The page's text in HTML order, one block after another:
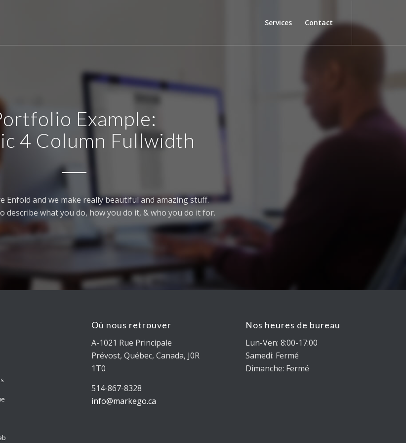
Services Contact
Example:
4 Column Fullwidth
Enfold and we make really beautiful and amazing stuff.
describe what you do, how you do it, & who you do it for.
Où nous retrouver
A-1021 Rue Principale
Prévost, Québec, Canada, J0R
1T0
514-867-8328
info@markego.ca
Nos heures de bureau
Lun-Ven: 8:00-17:00
Samedi: Fermé
Dimanche: Fermé